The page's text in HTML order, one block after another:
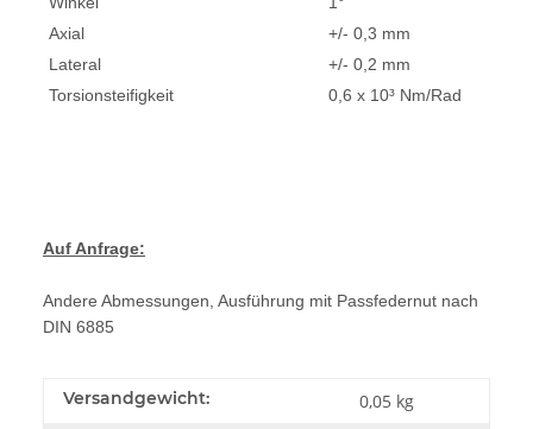
Axial
+/- 0,3 mm
Lateral
+/- 0,2 mm
Torsionsteifigkeit
0,6 x 10³ Nm/Rad
Auf Anfrage:
Andere Abmessungen, Ausführung mit Passfedernut nach
DIN 6885
Versandgewicht: 0,05 kg